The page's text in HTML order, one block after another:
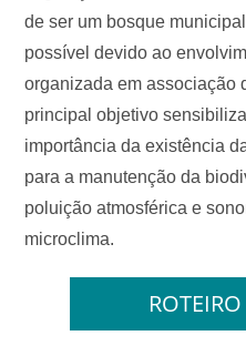
de ser um bosque
possível devido ao
organizada em associação
principal objetivo
importância da existência
para a manutenção da
poluição atmosférica e
microclima.